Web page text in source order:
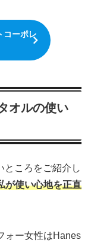
コーポレ
オルの使い
ところをご紹介し
が使い心地を正直
ォー女性はHanes